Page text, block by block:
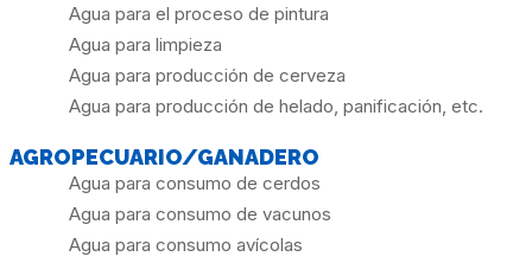
Agua para el proceso de pintura
Agua para limpieza
Agua para producción de cerveza
Agua para producción de helado, panificación, etc.
AGROPECUARIO/GANADERO
Agua para consumo de cerdos
Agua para consumo de vacunos
Agua para consumo avícolas